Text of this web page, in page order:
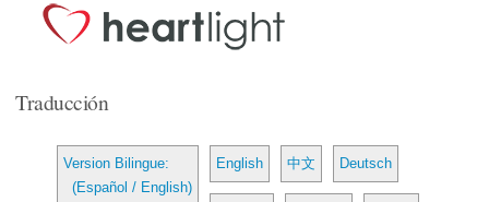
Traducción
Version Bilingue:
(Español / English)
English 中文 Deutsch